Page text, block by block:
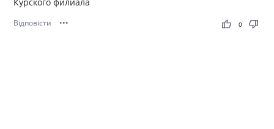
Відповісти ••• thumb_up thumb_down
0